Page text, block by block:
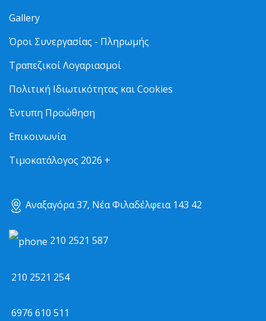
Gallery
Όροι Συνεργασίας - Πληρωμής
Τραπεζικοί Λογαριασμοί
Πολιτική Ιδιωτικότητας και Cookies
Έντυπη Προώθηση
Επικοινωνία
Τιμοκατάλογος 2026 +
Αναξαγόρα 37, Νέα Φιλαδέλφεια 143 42
210 2521 587
210 2521 254
6976 610 511